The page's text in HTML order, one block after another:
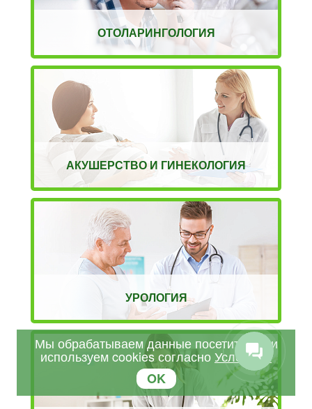
ОТОЛАРИНГОЛОГИЯ
АКУШЕРСТВО И ГИНЕКОЛОГИЯ
УРОЛОГИЯ
Мы обрабатываем данные посетителей и
используем cookies согласноУсловиям
OK